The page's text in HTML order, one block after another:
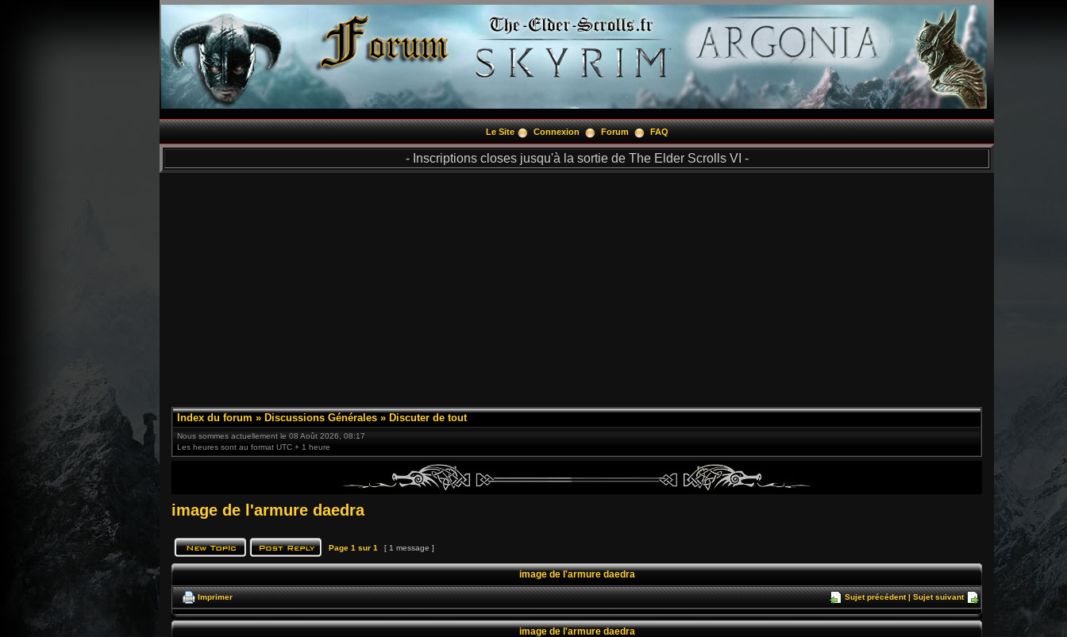
Le Site Connexion Forum FAQ
- Inscriptions closes jusqu'à la sortie de The Elder Scrolls VI -
Index du forum » Discussions Générales » Discuter de tout
Nous sommes actuellement le 08 Août 2026, 08:17
Les heures sont au format UTC + 1 heure
image de l'armure daedra
Page 1 sur 1 [ 1 message ]
image de l'armure daedra
Imprimer Sujet précédent|Sujet suivant
image de l'armure daedra